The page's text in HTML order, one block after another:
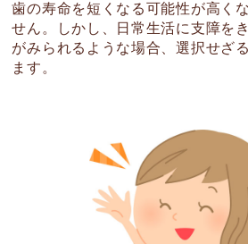
歯の寿命を短くなる可能性が高く
せん。しかし、日常生活に支障を
がみられるような場合、選択せざ
ます。